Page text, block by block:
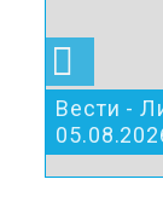
Вести -